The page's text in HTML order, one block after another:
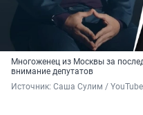
Многоженец из Москвы за
внимание депутатов
Источник: Саша Сулим /